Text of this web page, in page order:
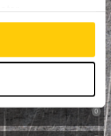
0
0
0